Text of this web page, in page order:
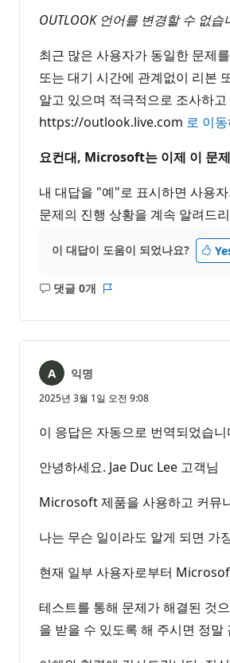
OUTLOOK 언어를 변경할 수 없
최근 많은 사용자가 동일한 문제
또는 대기 시간에 관계없이 리본
알고 있으며 적극적으로 조사하
https://outlook.live.com 로 이
요컨대, Microsoft는 이제 이 문
내 대답을 "예"로 표시하면 사용
문제의 진행 상황을 계속 알려드
이 대답이 도움이 되었나요?
댓글 0개
설
음
익명
2025년 3월 1일 오전 9:08
이 응답은 자동으로 번역되었습
안녕하세요. Jae Duc Lee 고객님
Microsoft 제품을 사용하고 커뮤
나는 무슨 일이라도 알게 되면 가
현재 일부 사용자로부터
테스트를 통해 문제가 해결된 것
을 받을 수 있도록 해 주시면 정말